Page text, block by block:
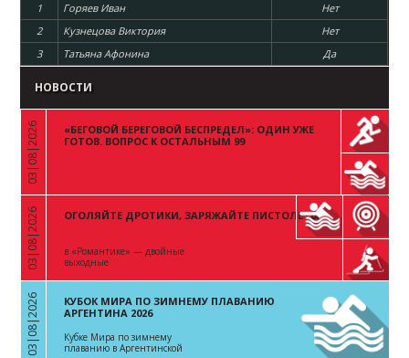
1
Горяев Иван
Нет
2
Кузнецова Виктория
Нет
3
Татьяна Афонина Да
НОВОСТИ
«
03|08|2026
«БЕГОВОЙ БЕРЕГОВОЙ БЕСПРЕДЕЛ»: ОДИН УЖЕ
ГОТОВ. ВОПРОС К ОСТАЛЬНЫМ 99
«
03|08|2026 ОГОЛЯЙТЕ ДРОТИКИ, ЗАРЯЖАЙТЕ ПИСТОЛЕТЫ
в «Романтике» — двойные
выходные
«
03|08|2026
КУБОК МИРА ПО ЗИМНЕМУ ПЛАВАНИЮ
АРГЕНТИНА 2026
Кубке Мира по зимнему
плаванию в Аргентинской